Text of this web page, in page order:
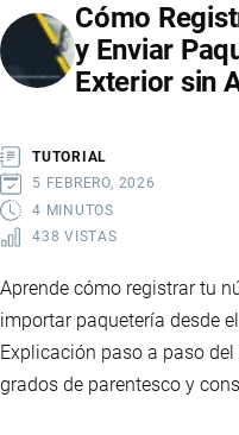
Cómo
y Enviar
Exterior sin
TUTORIAL
5 FEBRERO, 2026
4 MINUTOS
438 VISTAS
Aprende cómo registrar tu
importar paquetería desde
Explicación paso a paso
grados de parentesco y